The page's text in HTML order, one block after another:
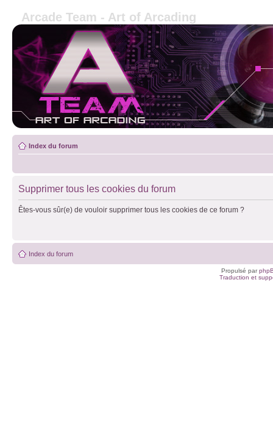
Arcade Team - Art of Arcading
Index du forum
Supprimer tous les cookies du forum
Êtes-vous sûr(e) de vouloir supprimer tous les cookies de ce forum ?
Index du forum
Propulsé par
Traduction et